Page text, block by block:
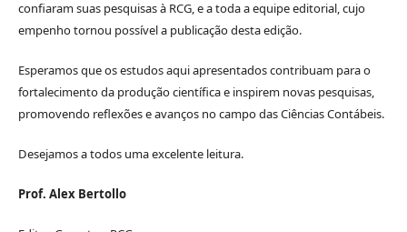
confiaram suas pesquisas à RCG, e a toda a equipe editorial, cujo
empenho tornou possível a publicação desta edição.
Esperamos que os estudos aqui apresentados contribuam para o
fortalecimento da produção científica e inspirem novas pesquisas,
promovendo reflexões e avanços no campo das Ciências Contábeis.
Desejamos a todos uma excelente leitura.
Prof. Alex Bertollo